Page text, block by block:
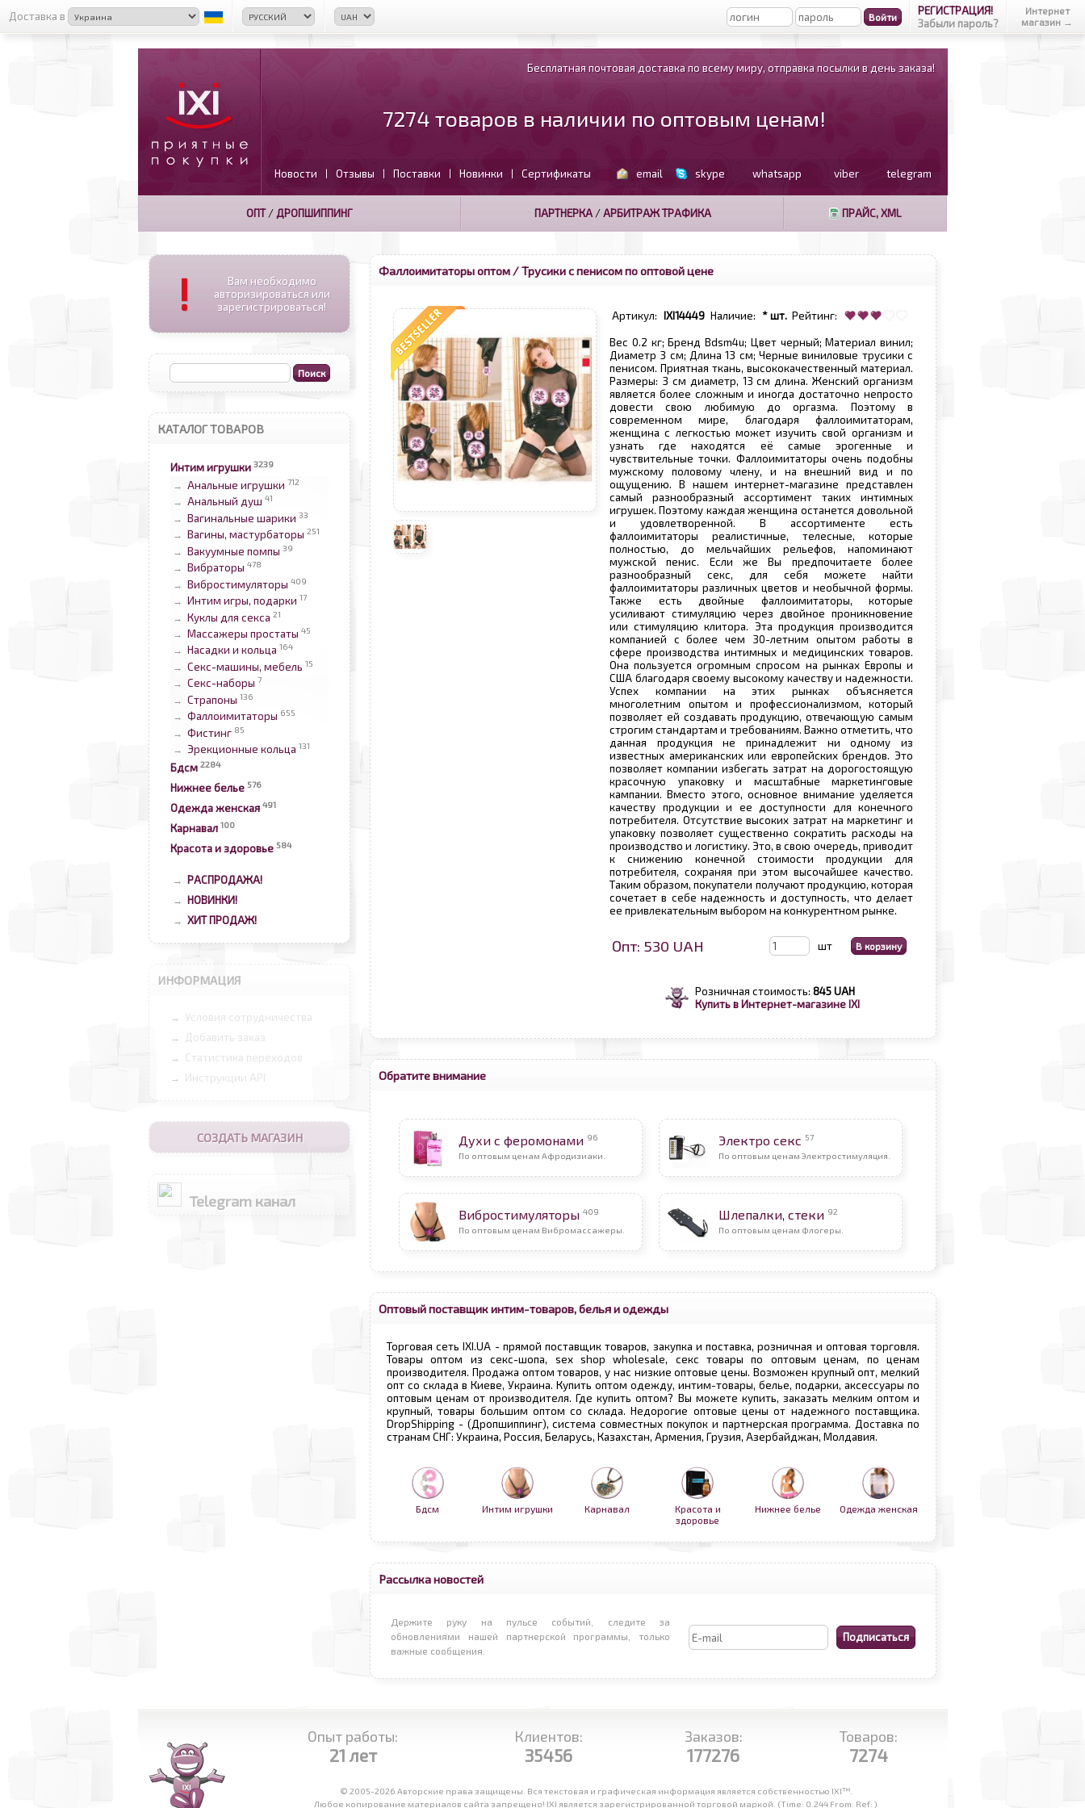
Доставка в
РЕГИСТРАЦИЯ!
Забыли пароль?
Интернет
магазин →
Бесплатная почтовая доставка по всему миру, отправка посылки в день заказа!
7274 товаров в наличии по оптовым ценам!
Новости | Отзывы | Поставки | Новинки | Сертификаты email skype whatsapp viber telegram
ОПТ/ ДРОПШИППИНГ ПАРТНЕРКА/АРБИТРАЖ ТРАФИКА ПРАЙС, XML
!
Вам необходимо
авторизироваться или
зарегистрироваться!
КАТАЛОГ ТОВАРОВ
Интим игрушки 3239
→ Анальные игрушки 712
→ Анальный душ 41
→ Вагинальные шарики 33
→ Вагины, мастурбаторы 251
→ Вакуумные помпы 39
→ Вибраторы 478
→ Вибростимуляторы 409
→ Интим игры, подарки 17
→ Куклы для секса 21
→ Массажеры простаты 45
→ Насадки и кольца 164
→ Секс-машины, мебель 15
→ Секс-наборы 7
→ Страпоны 136
→ Фаллоимитаторы 655
→ Фистинг 85
→ Эрекционные кольца 131
Бдсм 2284
Нижнее белье 576
Одежда женская 491
Карнавал 100
Красота и здоровье 584
→ РАСПРОДАЖА!
→ НОВИНКИ!
→ ХИТ ПРОДАЖ!
ИНФОРМАЦИЯ
→ Условия сотрудничества
→ Добавить заказ
→ Статистика переходов
→ Инструкции API
СОЗДАТЬ МАГАЗИН
Telegram канал
Фаллоимитаторы оптом / Трусики с пенисом по оптовой цене
Артикул: IXI14449 Наличие: * шт. Рейтинг:
Вес 0.2 кг; Бренд Bdsm4u; Цвет черный; Материал винил;
Диаметр 3 см; Длина 13 см; Черные виниловые трусики с
пенисом. Приятная ткань, высококачественный материал.
Размеры: 3 см диаметр, 13 см длина. Женский организм
является более сложным и иногда достаточно непросто
довести свою любимую до оргазма. Поэтому в
современном мире, благодаря фаллоимитаторам,
женщина с легкостью может изучить свой организм и
узнать где находятся её самые эрогенные и
чувствительные точки. Фаллоимитаторы очень подобны
мужскому половому члену, и на внешний вид и по
ощущению. В нашем интернет-магазине представлен
самый разнообразный ассортимент таких интимных
игрушек. Поэтому каждая женщина останется довольной
и удовлетворенной. В ассортименте есть
фаллоимитаторы реалистичные, телесные, которые
полностью, до мельчайших рельефов, напоминают
мужской пенис. Если же Вы предпочитаете более
разнообразный секс, для себя можете найти
фаллоимитаторы различных цветов и необычной формы.
Также есть двойные фаллоимитаторы, которые
усиливают стимуляцию через двойное проникновение
или стимуляцию клитора. Эта продукция производится
компанией с более чем 30-летним опытом работы в
сфере производства интимных и медицинских товаров.
Она пользуется огромным спросом на рынках Европы и
США благодаря своему высокому качеству и надежности.
Успех компании на этих рынках объясняется
многолетним опытом и профессионализмом, который
позволяет ей создавать продукцию, отвечающую самым
строгим стандартам и требованиям. Важно отметить, что
данная продукция не принадлежит ни одному из
известных американских или европейских брендов. Это
позволяет компании избегать затрат на дорогостоящую
красочную упаковку и масштабные маркетинговые
кампании. Вместо этого, основное внимание уделяется
качеству продукции и ее доступности для конечного
потребителя. Отсутствие высоких затрат на маркетинг и
упаковку позволяет существенно сократить расходы на
производство и логистику. Это, в свою очередь, приводит
к снижению конечной стоимости продукции для
потребителя, сохраняя при этом высочайшее качество.
Таким образом, покупатели получают продукцию, которая
сочетает в себе надежность и доступность, что делает
ее привлекательным выбором на конкурентном рынке.
Опт: 530 UAH шт
Розничная стоимость: 845 UAH
Купить в Интернет-магазине IXI
Обратите внимание
Духи с феромонами 96
По оптовым ценам Афродизиаки.
Электро секс 57
По оптовым ценам Электростимуляция.
Вибростимуляторы 409
По оптовым ценам Вибромассажеры.
Шлепалки, стеки 92
По оптовым ценам Флогеры.
Оптовый поставщик интим-товаров, белья и одежды
Торговая сеть IXI.UA - прямой поставщик товаров, закупка и поставка, розничная и оптовая торговля.
Товары оптом из секс-шопа, sex shop wholesale, секс товары по оптовым ценам, по ценам
производителя. Продажа оптом товаров, у нас низкие оптовые цены. Возможен крупный опт, мелкий
опт со склада в Киеве, Украина. Купить оптом одежду, интим-товары, белье, подарки, аксессуары по
оптовым ценам от производителя. Где купить оптом? Вы можете купить, заказать мелким оптом и
крупный, товары большим оптом со склада. Недорогие оптовые цены от надежного поставщика.
DropShipping - (Дропшиппинг), система совместных покупок и партнерская программа. Доставка по
странам СНГ: Украина, Россия, Беларусь, Казахстан, Армения, Грузия, Азербайджан, Молдавия.
Бдсм Интим игрушки Карнавал
Красота и
здоровье
Нижнее белье Одежда женская
Рассылка новостей
Держите руку на пульсе событий, следите за
обновлениями нашей партнерской программы, только
важные сообщения.
Опыт работы:
21 лет
Клиентов:
35456
Заказов:
177276
Товаров:
7274
© 2005-2026 Авторские права защищены. Вся текстовая и графическая информация является собственностью IXI™.
Любое копирование материалов сайта запрещено! IXI является зарегистрированной торговой маркой. (Time: 0.244 From: Ref: )